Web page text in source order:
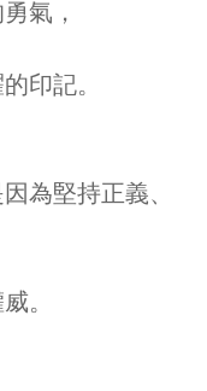
氣，
印記。
為堅持正義、
。